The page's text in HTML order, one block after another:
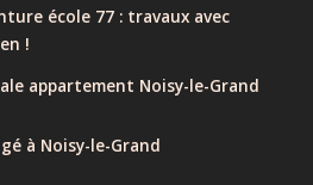
école 77 : travaux avec
!
appartement Noisy-le-Grand
à Noisy-le-Grand